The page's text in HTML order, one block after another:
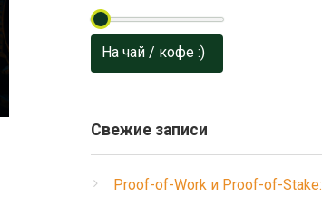
На чай / кофе :)
Свежие записи
Proof-of-Work и Proof-of-Stake: